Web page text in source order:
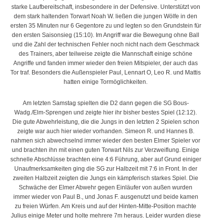
starke Laufbereitschaft, insbesondere in der Defensive. Unterstützt von
dem stark haltenden Torwart Noah W. ließen die jungen Wölfe in den
ersten 35 Minuten nur 6 Gegentore zu und legten so den Grundstein für
den ersten Saisonsieg (15:10). Im Angriff war die Bewegung ohne Ball
und die Zahl der technischen Fehler noch nicht nach dem Geschmack
des Trainers, aber teilweise zeigte die Mannschaft einige schöne
Angriffe und fanden immer wieder den freien Mitspieler, der auch das
Tor traf. Besonders die Außenspieler Paul, Lennart O, Leo R. und Mattis
hatten einige Tormöglichkeiten.
Am letzten Samstag spielten die D2 dann gegen die SG Bous-
Wadg./Elm-Sprengen und zeigte hier ihr bisher bestes Spiel (12:12).
Die gute Abwehrleistung, die die Jungs in den letzten 2 Spielen schon
zeigte war auch hier wieder vorhanden. Simeon R. und Hannes B.
nahmen sich abwechselnd immer wieder den besten Elmer Spieler vor
und brachten ihn mit einen guten Torwart Nils zur Verzweiflung. Einige
schnelle Abschlüsse brachten eine 4:6 Führung, aber auf Grund einiger
Unaufmerksamkeiten ging die SG zur Halbzeit mit 7:6 in Front. In der
zweiten Halbzeit zeigten die Jungs ein kämpferisch starkes Spiel. Die
Schwäche der Elmer Abwehr gegen Einläufer von außen wurden
immer wieder von Paul B., und Jonas F. ausgenutzt und beide kamen
zu freien Würfen. Am Kreis und auf der Hinten-Mitte-Position machte
Julius einige Meter und holte mehrere 7m heraus. Leider wurden diese